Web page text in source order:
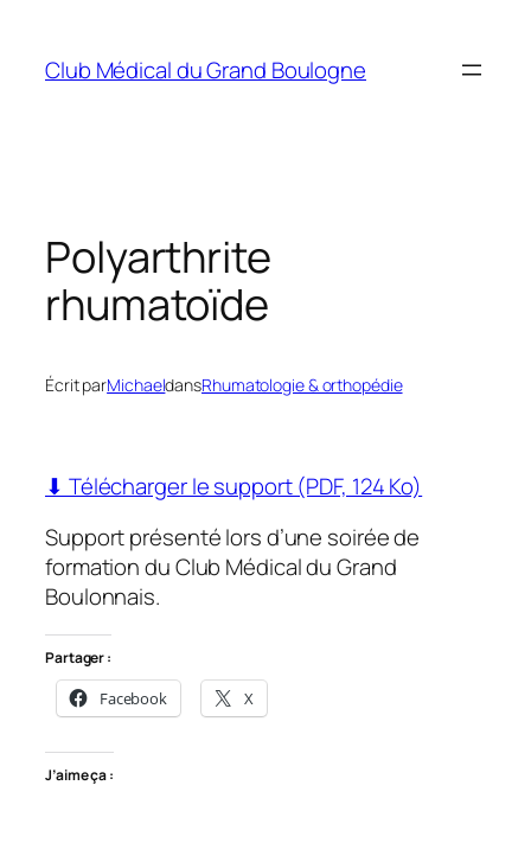
contenu
Club Médical du Grand Boulogne
Polyarthrite
rhumatoïde
Écrit parMichaeldansRhumatologie & orthopédie
⬇ Télécharger le support (PDF, 124 Ko)
Support présenté lors d’une soirée de
formation du Club Médical du Grand
Boulonnais.
Partager :
Facebook X
J’aime ça :